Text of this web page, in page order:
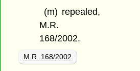
(m) repealed,
M.R.
168/2002.
M.R. 168/2002